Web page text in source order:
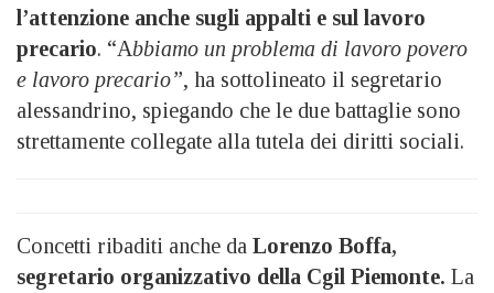
l’attenzione anche sugli appalti e sul lavoro
precario. “Abbiamo un problema di lavoro povero
e lavoro precario”, ha sottolineato il segretario
alessandrino, spiegando che le due battaglie sono
strettamente collegate alla tutela dei diritti sociali.
Concetti ribaditi anche da Lorenzo Boffa,
segretario organizzativo della Cgil Piemonte. La